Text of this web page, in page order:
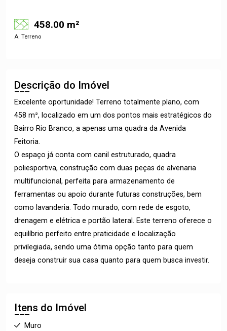
458.00 m²
A. Terreno
Descrição do Imóvel
Excelente oportunidade! Terreno totalmente plano, com
458 m², localizado em um dos pontos mais estratégicos do
Bairro Rio Branco, a apenas uma quadra da Avenida
Feitoria.
O espaço já conta com canil estruturado, quadra
poliesportiva, construção com duas peças de alvenaria
multifuncional, perfeita para armazenamento de
ferramentas ou apoio durante futuras construções, bem
como lavanderia. Todo murado, com rede de esgoto,
drenagem e elétrica e portão lateral. Este terreno oferece o
equilíbrio perfeito entre praticidade e localização
privilegiada, sendo uma ótima opção tanto para quem
deseja construir sua casa quanto para quem busca investir.
Itens do Imóvel
Muro